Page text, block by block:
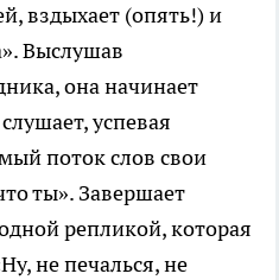
вздыхает (опять!) и
Выслушав
она начинает
успевая
поток слов свои
ты». Завершает
репликой, которая
не печалься, не